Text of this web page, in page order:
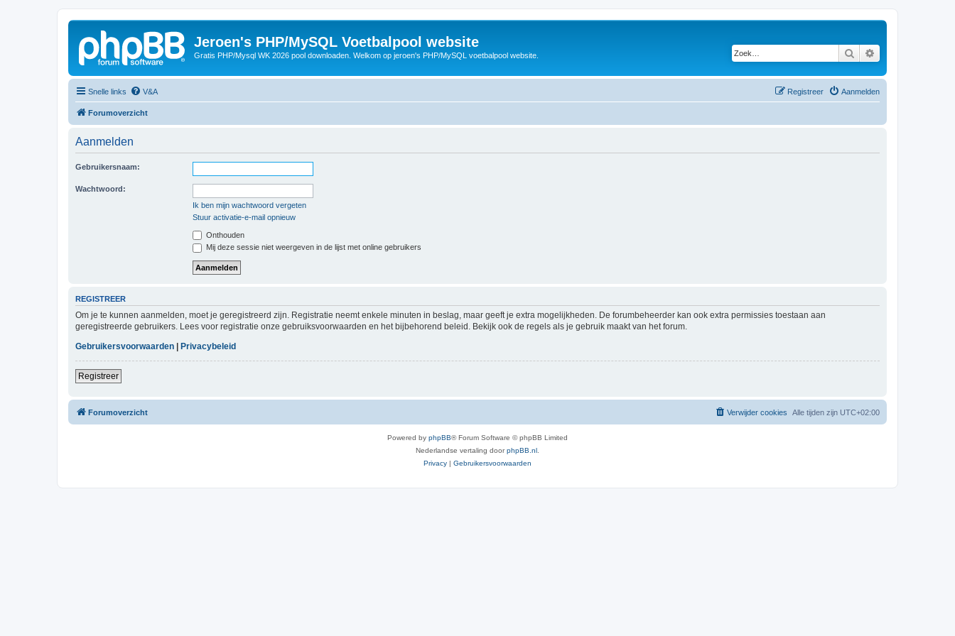
Jeroen's PHP/MySQL Voetbalpool website
Gratis PHP/Mysql WK 2026 pool downloaden. Welkom op jeroen's PHP/MySQL voetbalpool website. Zoek
Snelle links V&A Aanmelden
Registreer
Forumoverzicht
Aanmelden
Gebruikersnaam:
Wachtwoord:
Ik ben mijn wachtwoord vergeten
Stuur activatie-e-mail opnieuw
Onthouden
Mij deze sessie niet weergeven in de lijst met online gebruikers
REGISTREER
Om je te kunnen aanmelden, moet je geregistreerd zijn. Registratie neemt enkele minuten in beslag, maar geeft je extra mogelijkheden. De forumbeheerder kan ook extra permissies toestaan aan
geregistreerde gebruikers. Lees voor registratie onze gebruiksvoorwaarden en het bijbehorend beleid. Bekijk ook de regels als je gebruik maakt van het forum.
Gebruikersvoorwaarden
Privacybeleid
Registreer
Forumoverzicht Alle tijden zijn UTC+02:00
Verwijder cookies
Powered by phpBB® Forum Software © phpBB Limited
Nederlandse vertaling doorphpBB.nl.
Privacy | Gebruikersvoorwaarden